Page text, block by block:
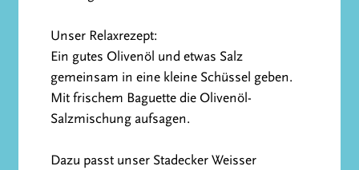
Unser Relaxrezept:
Ein gutes Olivenöl und etwas Salz
gemeinsam in eine kleine Schüssel geben.
Mit frischem Baguette die Olivenöl-
Salzmischung aufsagen.
Dazu passt unser Stadecker Weisser